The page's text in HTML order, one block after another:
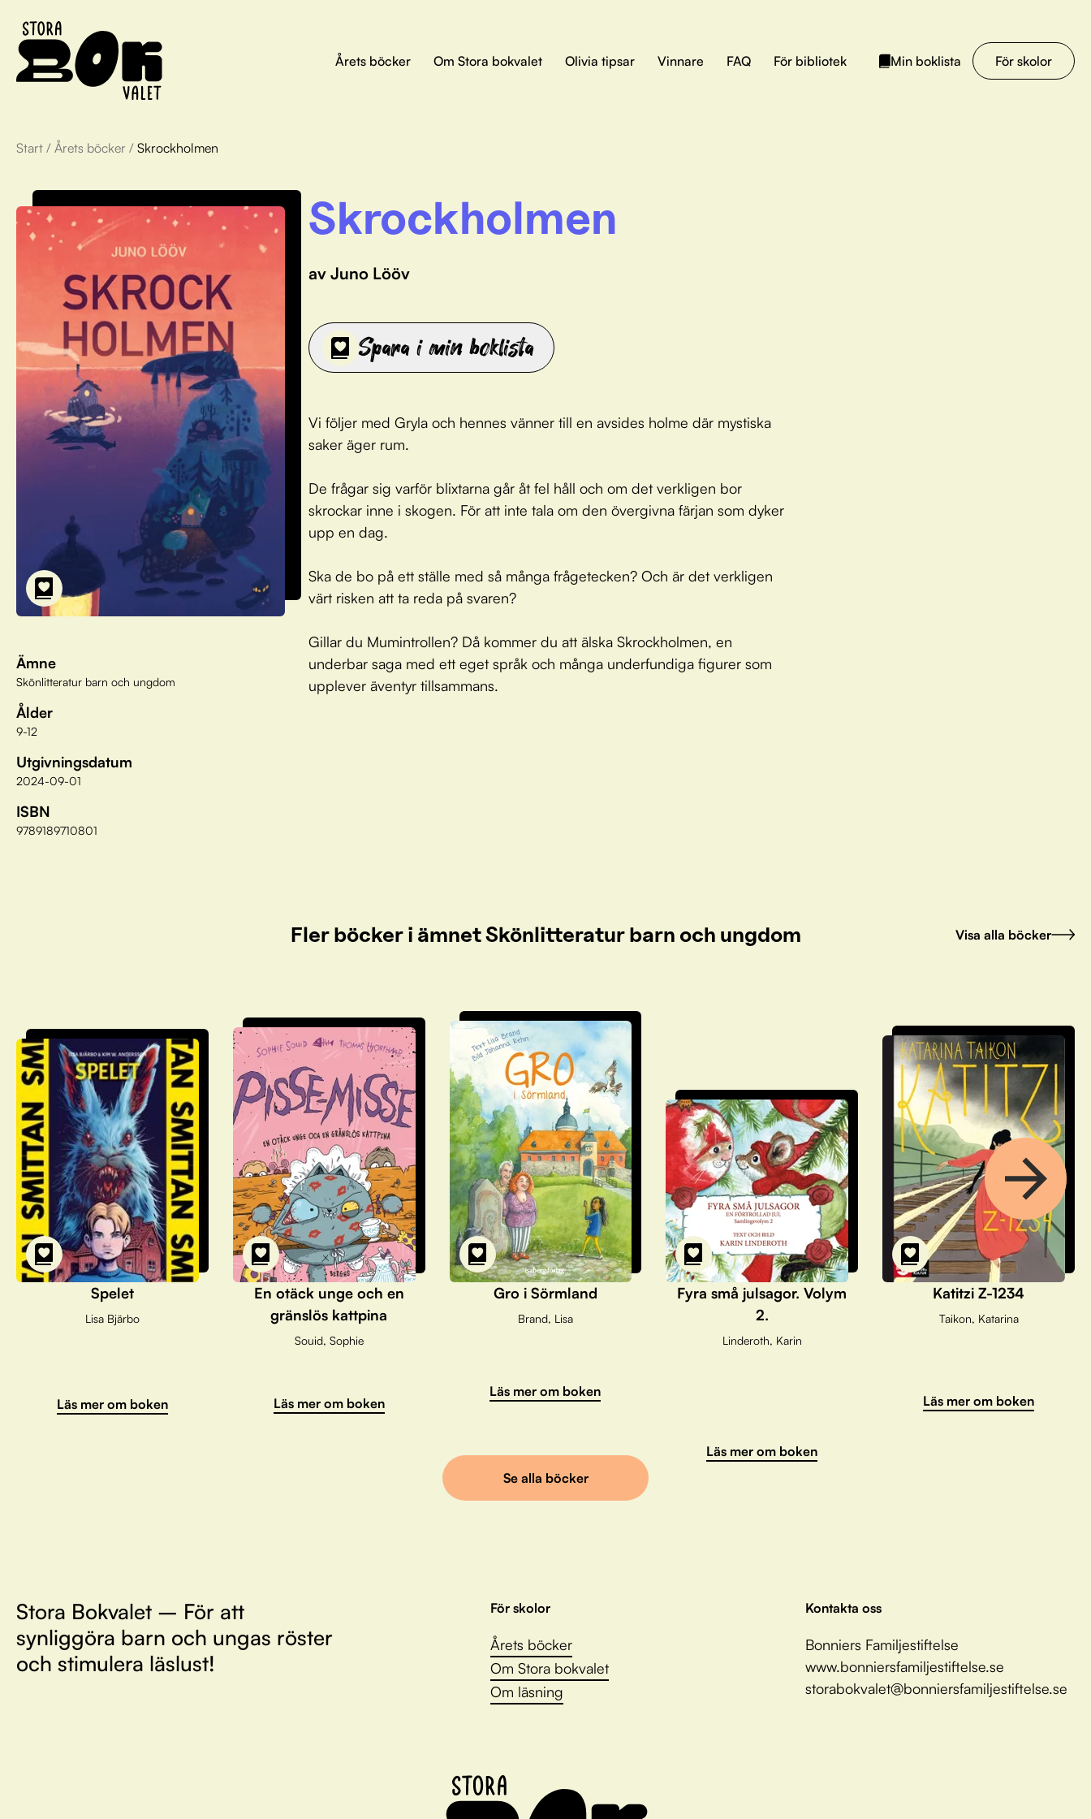
Årets böcker Om Stora bokvalet Olivia tipsar Vinnare FAQ För bibliotek Min boklista För skolor
Start / Årets böcker / Skrockholmen
Ämne
Skönlitteratur barn och ungdom
Ålder
9-12
Utgivningsdatum
2024-09-01
ISBN
9789189710801
Skrockholmen
av Juno Lööv
Spara i min boklista
Vi följer med Gryla och hennes vänner till en avsides holme där mystiska
saker äger rum.
De frågar sig varför blixtarna går åt fel håll och om det verkligen bor
skrockar inne i skogen. För att inte tala om den övergivna färjan som dyker
upp en dag.
Ska de bo på ett ställe med så många frågetecken? Och är det verkligen
värt risken att ta reda på svaren?
Gillar du Mumintrollen? Då kommer du att älska Skrockholmen, en
underbar saga med ett eget språk och många underfundiga figurer som
upplever äventyr tillsammans.
Fler böcker i ämnet Skönlitteratur barn och ungdom Visa alla böcker
Spelet
Lisa Bjärbo
Läs mer om boken
En otäck unge och en
gränslös kattpina
Souid, Sophie
Läs mer om boken
Gro i Sörmland
Brand, Lisa
Läs mer om boken
Fyra små julsagor. Volym
2.
Linderoth, Karin
Läs mer om boken
Katitzi Z-1234
Taikon, Katarina
Läs mer om boken
Se alla böcker
Stora Bokvalet – För att
synliggöra barn och ungas röster
och stimulera läslust!
För skolor
Årets böcker
Om Stora bokvalet
Om läsning
Kontakta oss
Bonniers Familjestiftelse
www.bonniersfamiljestiftelse.se
storabokvalet@bonniersfamiljestiftelse.se